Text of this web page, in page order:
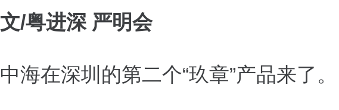
文/粤进深 严明会
中海在深圳的第二个“玖章”产品来了。